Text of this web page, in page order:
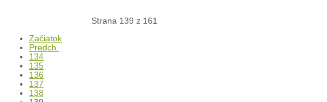
Strana 139 z 161
Začiatok
Predch.
134
135
136
137
138